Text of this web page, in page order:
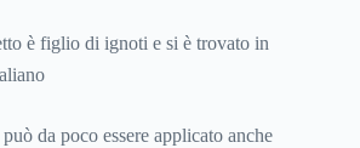
è figlio di ignoti e si è trovato in
da poco essere applicato anche